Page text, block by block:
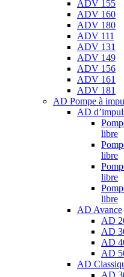
ADV 155
ADV 160
ADV 180
ADV 111
ADV 131
ADV 149
ADV 156
ADV 161
ADV 181
AD Pompe à
AD
libre
libre
libre
libre
AD Avance
AD
AD
AD
AD
AD
AD